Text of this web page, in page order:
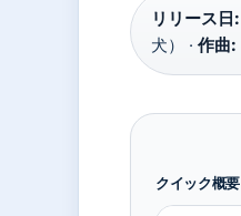
リリース日:
犬） · 作曲:
クイック概要